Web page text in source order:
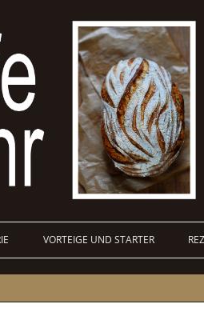
VORTEIGE UND STARTER